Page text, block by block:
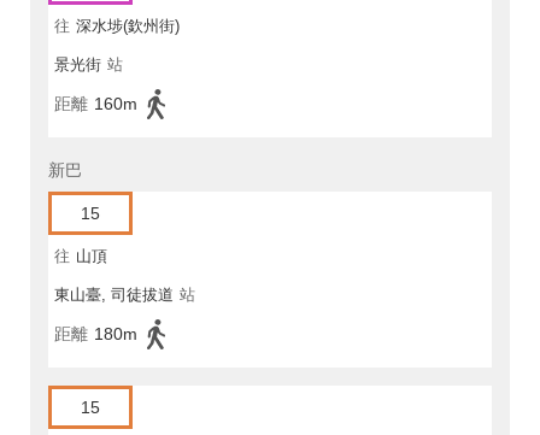
往 深水埗(欽州街)
景光街 站
距離 160m
新巴
15
往 山頂
東山臺, 司徒拔道 站
距離 180m
15